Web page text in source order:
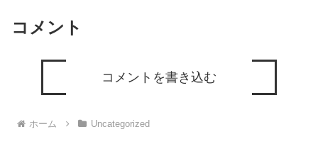
コメント
コメントを書き込む
ホーム Uncategorized